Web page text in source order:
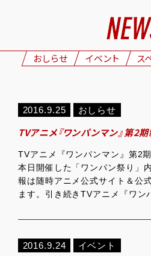
NEWS
ONAIR
GOODS
MOVIE
GALLERY
おしらせ イベント ス
2016.9.25 おしらせ
TVアニメ『ワンパンマン』第2
TVアニメ『ワンパンマン』第2
本日開催した「ワンパン祭り」
報は随時アニメ公式サイト＆公
ます。引き続きTVアニメ『ワン
2016.9.24 イベント